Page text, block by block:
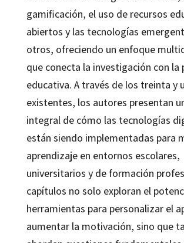
gamificación, el uso de recursos
abiertos y las tecnologías
otros, ofreciendo un enfoque
que conecta la investigación con la
educativa. A través de los treinta y
existentes, los autores presentan
integral de cómo las tecnologías
están siendo implementadas para
aprendizaje en entornos escolares,
universitarios y de formación
capítulos no solo exploran el
herramientas para personalizar el
aumentar la motivación, sino que